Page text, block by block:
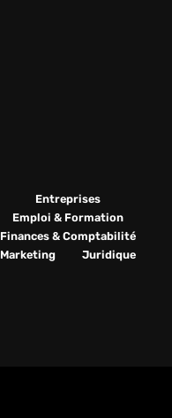
Entreprises
Emploi & Formation
Finances & Comptabilité
Marketing
Juridique